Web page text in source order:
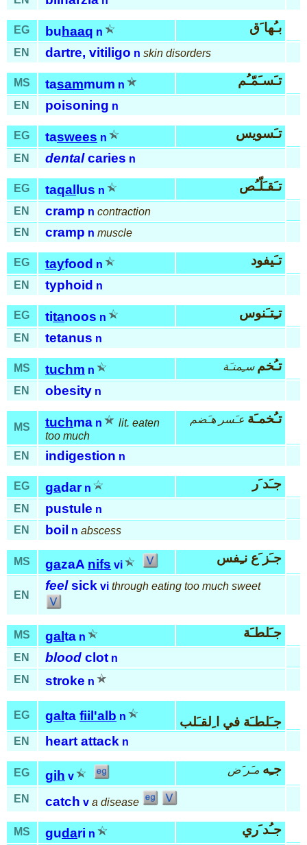
EG buhaaq n بـُها َق
EN dartre, vitiligo n skin disorders
MS tasammum n تـَسـَمّـُم
EN poisoning n
EG taswees n تـَسويس
EN dentalcaries n
EG taqal lus n تـَقـَلّـُص
EN cramp n contraction
EN
cramp n muscle
EG tayfood n تـَيفود
EN typhoid n
EG titanoos n تـِتـَنوس
EN tetanus n
MS tuchm n تـُخم سـِمنـَة
EN obesity n
MS tuchma n
lit. eaten
too much
تـُخمـَة عـَسر هـَضم
EN indigestion n
EG gadar n جـَد َر
EN pustule n
EN
boil n abscess
MS gazaA nifs vi جـَز َع نـِفس
EN
feelsick vi through eating too much sweet
MS gal ta n جـَلطـَة
EN blood clot n
EN
stroke n
EG gal ta fiil 'alb n جـَلطـَة في ا ِلقـَلب
EN heart attack n
EG gih v جـِه مـَر َض
EN catch v a disease
MS gudari n جـُد َري